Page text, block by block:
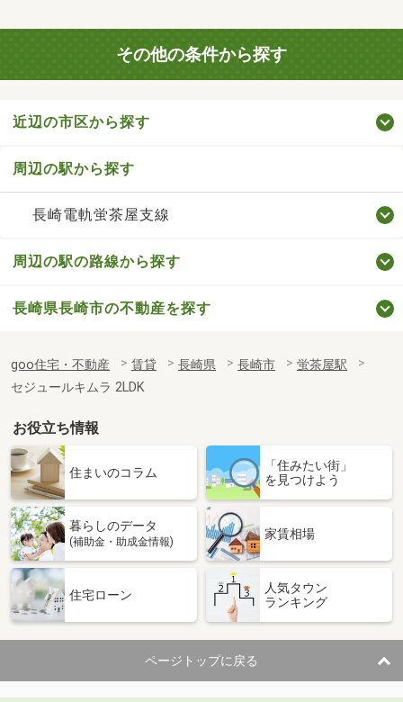
その他の条件から探す
近辺の市区から探す
周辺の駅から探す
長崎電軌蛍茶屋支線
周辺の駅の路線から探す
長崎県長崎市の不動産を探す
goo住宅・不動産 賃貸 長崎県 長崎市
蛍茶屋駅
セジュールキムラ 2LDK
お役立ち情報
住まいのコラム
「住みたい街」
を見つけよう
暮らしのデータ
(補助金・助成金情報)
家賃相場
住宅ローン
人気タウン
ランキング
ページトップに戻る